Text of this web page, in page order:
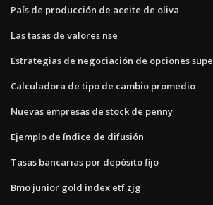
País de producción de aceite de oliva
Las tasas de valores nse
Estrategias de negociación de opciones
Calculadora de tipo de cambio promedio
Nuevas empresas de stock de penny
Ejemplo de índice de difusión
Tasas bancarias por depósito fijo
Bmo junior gold index etf zjg